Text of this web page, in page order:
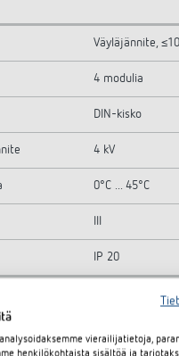
Väyläjännite,
4 modulia
DIN-kisko
4 kV
0°C ... 45°C
IP 20
vierailijatietoja,
henkilökohtaista sisältöä ja